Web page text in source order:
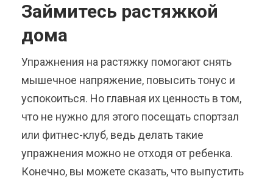
Займитесь растяжкой
дома
Упражнения на растяжку помогают снять
мышечное напряжение, повысить тонус и
успокоиться. Но главная их ценность в том,
что не нужно для этого посещать спортзал
или фитнес-клуб, ведь делать такие
упражнения можно не отходя от ребенка.
Конечно, вы можете сказать, что выпустить